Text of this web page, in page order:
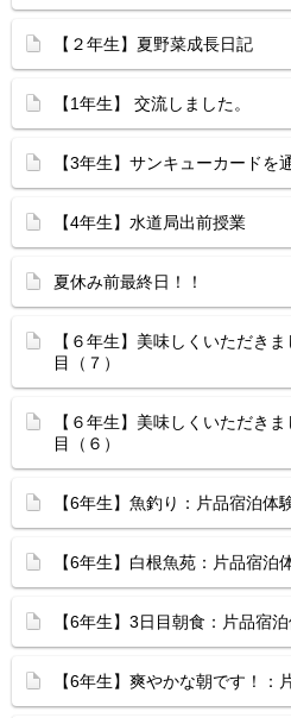
【２年生】夏野菜成長日記
【1年生】 交流しました。
【3年生】サンキューカードを
【4年生】水道局出前授業
夏休み前最終日！！
【６年生】美味しくいただき
目（７）
【６年生】美味しくいただき
目（６）
【6年生】魚釣り：片品宿泊体
【6年生】白根魚苑：片品宿泊
【6年生】3日目朝食：片品宿
【6年生】爽やかな朝です！：